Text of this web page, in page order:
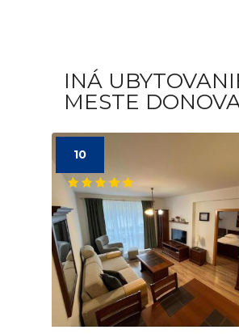
INÁ
MESTE
10